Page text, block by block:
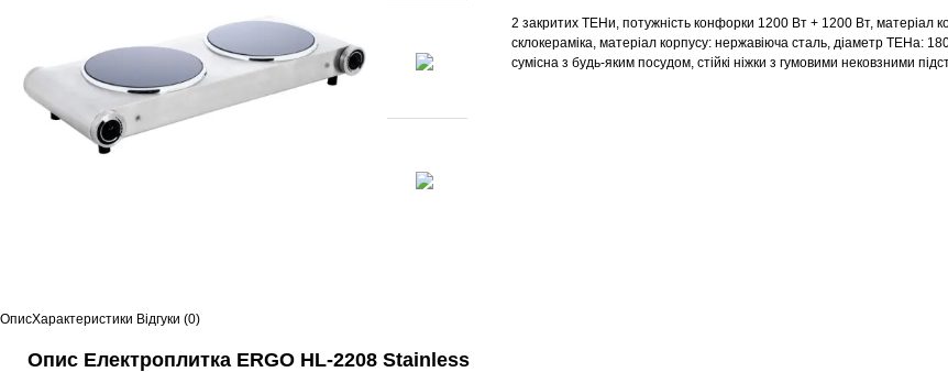
2 закритих ТЕНи, потужність конфорки 1200 Вт + 1200 Вт, матеріал
склокераміка, матеріал корпусу: нержавіюча сталь, діаметр ТЕНа:
сумісна з будь-яким посудом, стійкі ніжки з гумовими нековзними
ОписХарактеристики Відгуки (0)
Опис Електроплитка ERGO HL-2208 Stainless